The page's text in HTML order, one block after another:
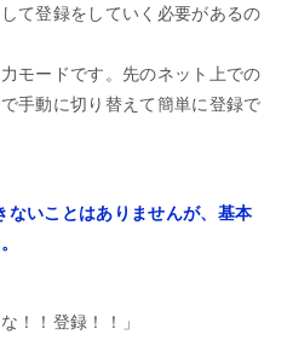
て登録をしていく必要があるの
モードです。先のネット上での
手動に切り替えて簡単に登録で
ないことはありませんが、基本
！！登録！！」